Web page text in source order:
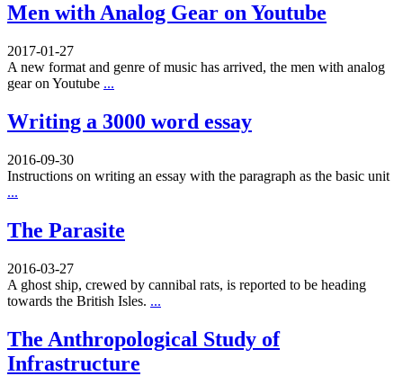
Men with Analog Gear on Youtube
2017-01-27
A new format and genre of music has arrived, the men with analog
gear on Youtube ...
Writing a 3000 word essay
2016-09-30
Instructions on writing an essay with the paragraph as the basic unit
...
The Parasite
2016-03-27
A ghost ship, crewed by cannibal rats, is reported to be heading
towards the British Isles. ...
The Anthropological Study of
Infrastructure